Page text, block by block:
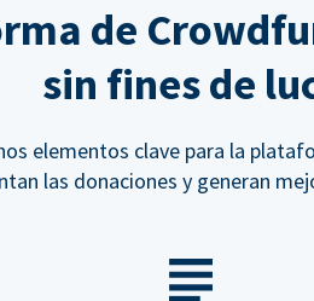
de
sin fines de
elementos clave para la
las donaciones y generan